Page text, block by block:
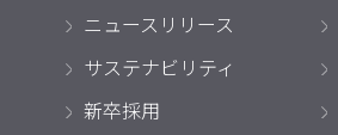
ニュースリリース
サステナビリティ
新卒採用